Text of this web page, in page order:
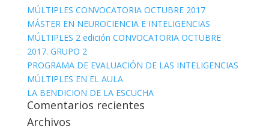
MÚLTIPLES CONVOCATORIA OCTUBRE 2017
MÁSTER EN NEUROCIENCIA E INTELIGENCIAS
MÚLTIPLES 2 edición CONVOCATORIA OCTUBRE
2017. GRUPO 2
PROGRAMA DE EVALUACIÓN DE LAS INTELIGENCIAS
MÚLTIPLES EN EL AULA
LA BENDICION DE LA ESCUCHA
Comentarios recientes
Archivos